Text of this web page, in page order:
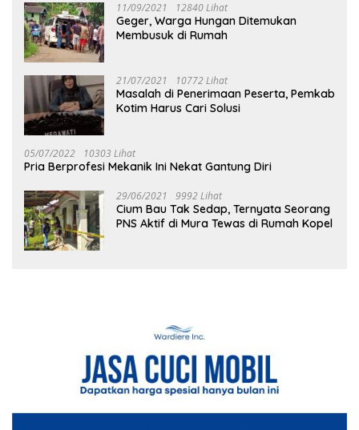
11/09/2021 12840 Lihat
Geger, Warga Hungan Ditemukan
Membusuk di Rumah
21/07/2021 10772 Lihat
Masalah di Penerimaan Peserta, Pemkab
Kotim Harus Cari Solusi
05/07/2022 10303 Lihat
Pria Berprofesi Mekanik Ini Nekat Gantung Diri
29/06/2021 9992 Lihat
Cium Bau Tak Sedap, Ternyata Seorang
PNS Aktif di Mura Tewas di Rumah Kopel